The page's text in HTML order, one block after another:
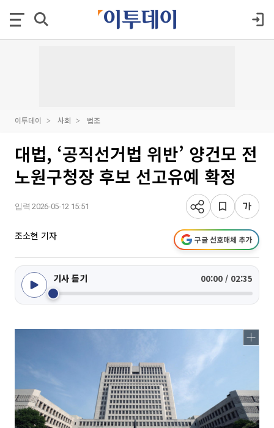
이투데이 사회 법조
대법, ‘공직선거법 위반’ 양건모 전
노원구청장 후보 선고유예 확정
입력 2026-05-12 15:51
조소현 기자 구글 선호매체 추가
기사 듣기 00:00 / 02:35